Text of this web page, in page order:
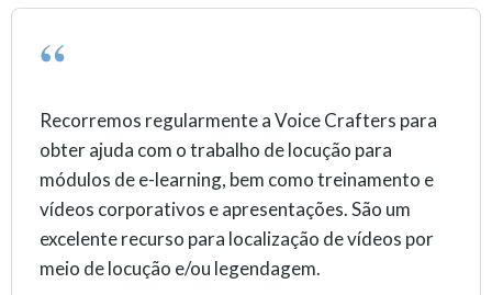
Recorremos regularmente a Voice Crafters para
obter ajuda com o trabalho de locução para
módulos de e-learning, bem como treinamento e
vídeos corporativos e apresentações. São um
excelente recurso para localização de vídeos por
meio de locução e/ou legendagem.